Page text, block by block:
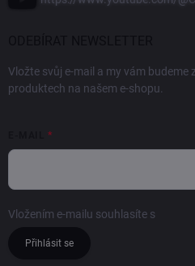
Vložte svůj e-mail a my vám
produktech na našem e-shopu.
Vložením e-mailu souhlasíte s
Přihlásit se